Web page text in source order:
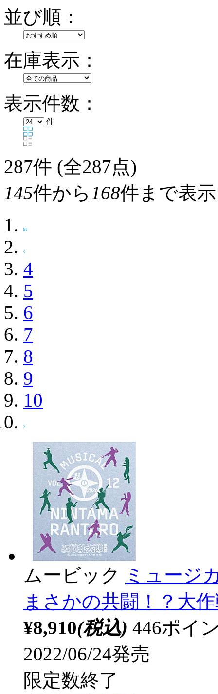
並び順：
在庫表示：
表示件数：
件
287件 (全287点)
145件から 168件まで表示
4
5
6
7
8
9
10
ムービック
ミュージ
まさかの共闘！？大
¥8,910(税込) 446ポイ
2022/06/24発売
限定数終了